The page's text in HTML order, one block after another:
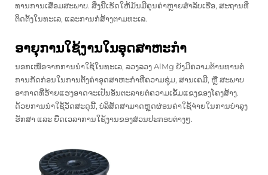
ທານການເສື່ອມສະພາບ. ສິ່ງນີ້ເຮັດໃຫ້ມັນມີຄຸນຄ່າຫຼາຍສຳລັບເຮືອ, ສະຖານທີ່
ຕິດຕັ້ງໃນທະເລ, ແລະການກໍ່ສ້າງຕາມທະເລ.
ອາຍຸການໃຊ້ງານໃນອຸດສາຫະກໍາ
ນອກເໜືອຈາກການນຳໃຊ້ໃນທະເລ, ລວງລວງ AlMg ຍັງມີຄວາມຕ້ານທານຕໍ່
ການກັດກ່ອນໃນການຕັ້ງຄ່າອຸດສາຫະກຳທີ່ຄວາມຊຸ່ມ, ສານເຄມີ, ຫຼື ສະພາບ
ອາກາດທີ່ຮ້າຍແຮງອາດຈະເປັນອັນຕະລາຍຕໍ່ຄວາມເຂັ້ມແຂງຂອງໂຄງສ້າງ.
ດ້ວຍການນຳໃຊ້ວັດສະດຸນີ້, ບໍລິສັດສາມາດຫຼຸດຜ່ອນຄ່າໃຊ້ຈ່າຍໃນການບຳລຸງ
ຮັກສາ ແລະ ຍືດເວລາການໃຊ້ງານຂອງສ່ວນປະກອບຕ່າງໆ.